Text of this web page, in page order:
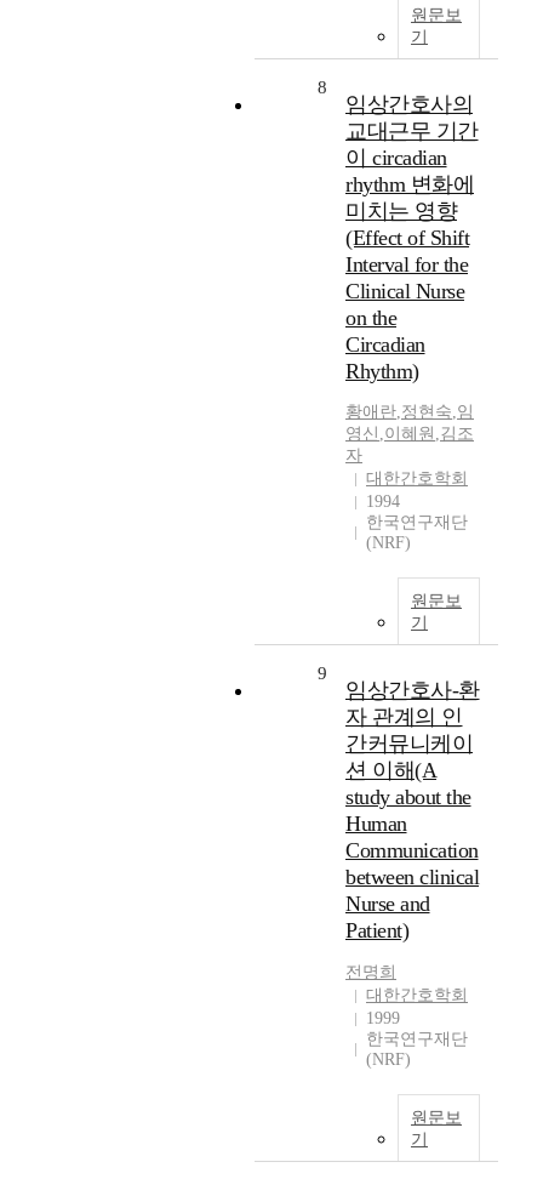
원문보
기
8
임상간호사의
교대근무 기간
이 circadian
rhythm 변화에
미치는 영향
(Effect of Shift
Interval for the
Clinical Nurse
on the
Circadian
Rhythm)
황애란,정현숙,임
영신 ,이혜원 ,김조
자
대한간호학회
1994
한국연구재단
(NRF)
원문보
기
9
임상간호사-환
자 관계의 인
간커뮤니케이
션 이해(A
study about the
Human
Communication
between clinical
Nurse and
Patient)
전명희
대한간호학회
1999
한국연구재단
(NRF)
원문보
기